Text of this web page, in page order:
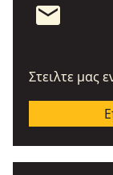
mail
Στειλτε μας